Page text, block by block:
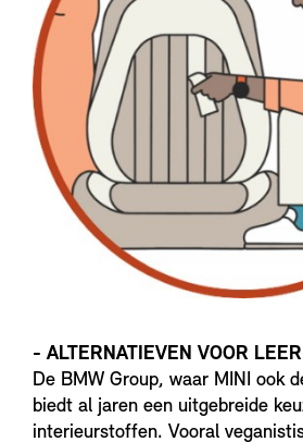
- ALTERNATIEVEN VOOR
De BMW Group, waar MINI ook
biedt al jaren een uitgebreide
interieurstoffen. Vooral